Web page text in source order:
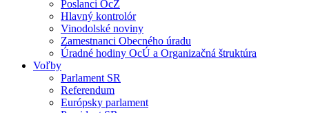
Poslanci OcZ
Hlavný kontrolór
Vinodolské noviny
Zamestnanci Obecného úradu
Úradné hodiny OcÚ a Organizačná štruktúra
Voľby
Parlament SR
Referendum
Európsky parlament